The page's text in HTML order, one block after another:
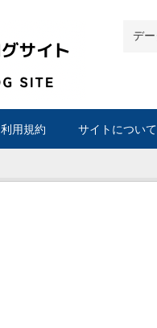
利用規約 サイトについて